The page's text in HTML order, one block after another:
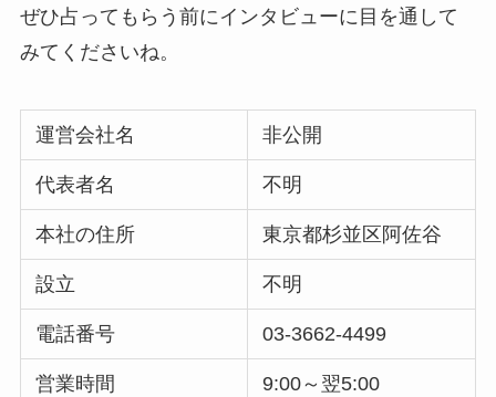
ぜひ占ってもらう前にインタビューに目を通して
みてくださいね。
運営会社名 非公開
代表者名 不明
本社の住所 東京都杉並区阿佐谷
設立 不明
電話番号 03-3662-4499
営業時間 9:00～翌5:00